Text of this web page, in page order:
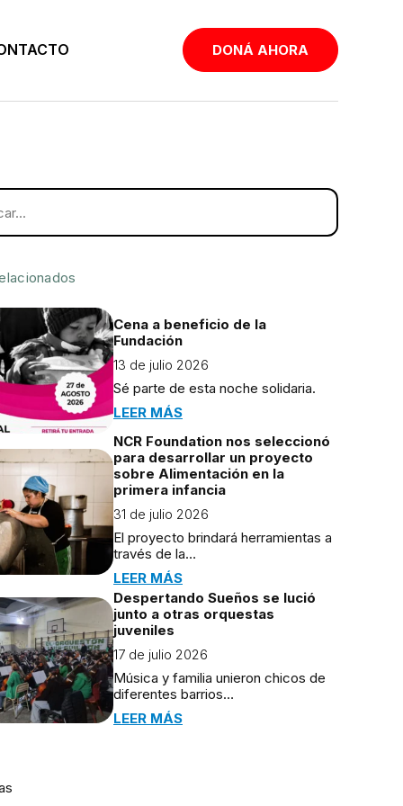
DONÁ AHORA
Cena a beneficio de la
Fundación
13 de julio 2026
Sé parte de esta noche solidaria.
LEER MÁS
NCR Foundation nos seleccionó
para desarrollar un proyecto
sobre Alimentación en la
primera infancia
31 de julio 2026
El proyecto brindará herramientas a
través de la…
LEER MÁS
Despertando Sueños se lució
junto a otras orquestas
juveniles
17 de julio 2026
Música y familia unieron chicos de
diferentes barrios…
LEER MÁS